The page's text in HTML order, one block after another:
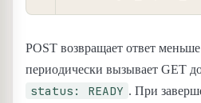
POST возвращает ответ
периодически вызывает GET
status: READY . При